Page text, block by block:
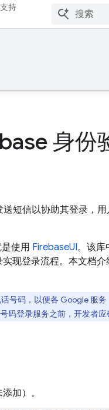
支持
身份
送短信以协助其登录，
使用 FirebaseUI。该库
现登录流程。本文档
号码，以便各 Google 服
码登录服务之前，开发者应
加）。